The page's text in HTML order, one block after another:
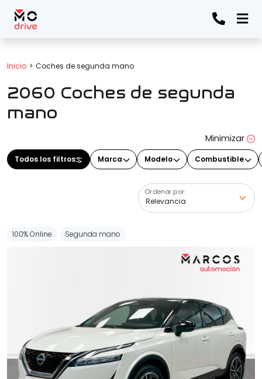
Inicio Coches de segunda mano
2060 Coches de segunda
mano
Minimizar
Todos los filtros Marca Modelo Combustible
Ordenar por:
Todos los filtros
Marca
Modelo
(Elige uno o varios modelos)
Cuota
100% Online Segunda mano